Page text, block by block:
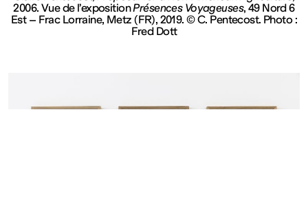
: 11h – 19h
2006. Vue de l’expositionPrésences Voyageuses, 49 Nord 6
Est – Frac Lorraine, Metz (FR), 2019. © C. Pentecost. Photo :
Fred Dott